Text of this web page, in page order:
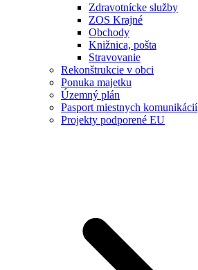
Zdravotnícke služby
ZOS Krajné
Obchody
Knižnica, pošta
Stravovanie
Rekonštrukcie v obci
Ponuka majetku
Územný plán
Pasport miestnych komunikácií
Projekty podporené EU